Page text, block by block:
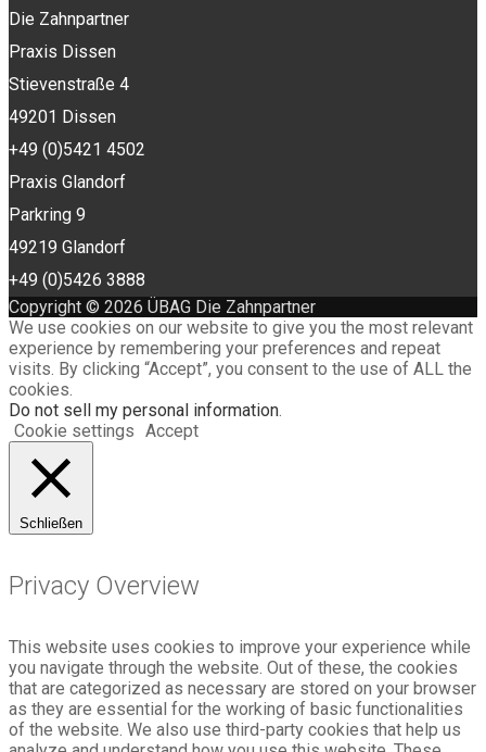
Die Zahnpartner
Praxis Dissen
Stievenstraße 4
49201 Dissen
+49 (0)5421 4502
Praxis Glandorf
Parkring 9
49219 Glandorf
+49 (0)5426 3888
Copyright © 2026 ÜBAG Die Zahnpartner
We use cookies on our website to give you the most relevant
experience by remembering your preferences and repeat
visits. By clicking “Accept”, you consent to the use of ALL the
cookies.
Do not sell my personal information.
Cookie settings Accept
Schließen
Privacy Overview
This website uses cookies to improve your experience while
you navigate through the website. Out of these, the cookies
that are categorized as necessary are stored on your browser
as they are essential for the working of basic functionalities
of the website. We also use third-party cookies that help us